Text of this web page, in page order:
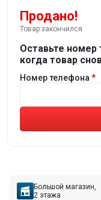
Продано!
Товар закончился
Оставьте
когда товар
Номер телефона
Большой магазин,
2 этажа